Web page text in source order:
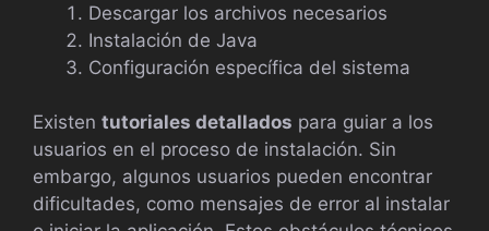
Descargar los archivos necesarios
Instalación de Java
Configuración específica del sistema
Existen tutoriales detallados para guiar a los
usuarios en el proceso de instalación. Sin
embargo, algunos usuarios pueden encontrar
dificultades, como mensajes de error al instalar